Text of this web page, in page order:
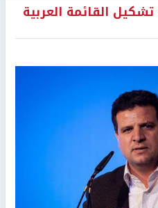
القائمة العربية